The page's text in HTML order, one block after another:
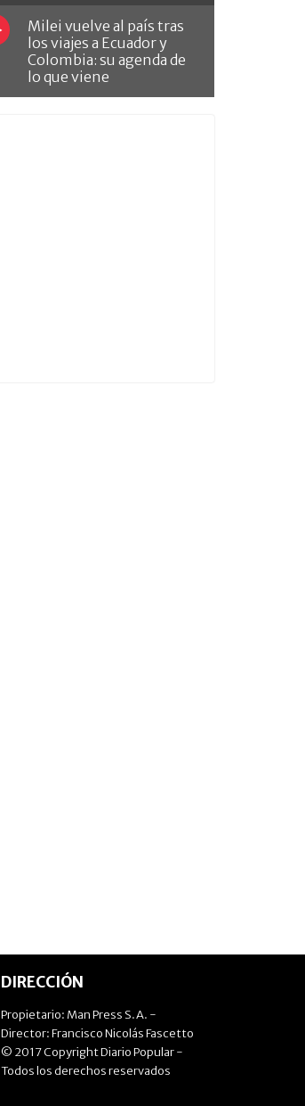
Milei vuelve al país tras
los viajes a Ecuador y
Colombia: su agenda de
lo que viene
DIRECCIÓN
Propietario: Man Press S.A. -
Director: Francisco Nicolás Fascetto
© 2017 Copyright Diario Popular -
Todos los derechos reservados